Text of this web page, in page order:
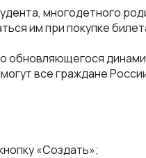
многодетного
им при покупке
все граждане
«Создать»;